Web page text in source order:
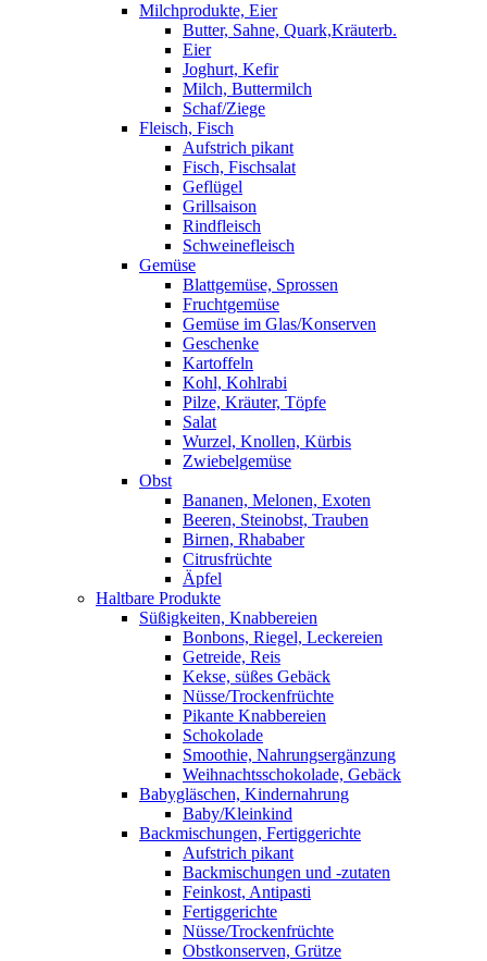
Milchprodukte, Eier
Butter, Sahne, Quark,Kräuterb.
Eier
Joghurt, Kefir
Milch, Buttermilch
Schaf/Ziege
Fleisch, Fisch
Aufstrich pikant
Fisch, Fischsalat
Geflügel
Grillsaison
Rindfleisch
Schweinefleisch
Gemüse
Blattgemüse, Sprossen
Fruchtgemüse
Gemüse im Glas/Konserven
Geschenke
Kartoffeln
Kohl, Kohlrabi
Pilze, Kräuter, Töpfe
Salat
Wurzel, Knollen, Kürbis
Zwiebelgemüse
Obst
Bananen, Melonen, Exoten
Beeren, Steinobst, Trauben
Birnen, Rhababer
Citrusfrüchte
Äpfel
Haltbare Produkte
Süßigkeiten, Knabbereien
Bonbons, Riegel, Leckereien
Getreide, Reis
Kekse, süßes Gebäck
Nüsse/Trockenfrüchte
Pikante Knabbereien
Schokolade
Smoothie, Nahrungsergänzung
Weihnachtsschokolade, Gebäck
Babygläschen, Kindernahrung
Baby/Kleinkind
Backmischungen, Fertiggerichte
Aufstrich pikant
Backmischungen und -zutaten
Feinkost, Antipasti
Fertiggerichte
Nüsse/Trockenfrüchte
Obstkonserven, Grütze